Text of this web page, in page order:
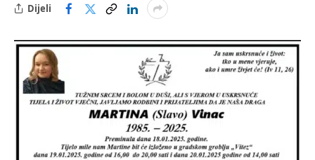
Dijeli